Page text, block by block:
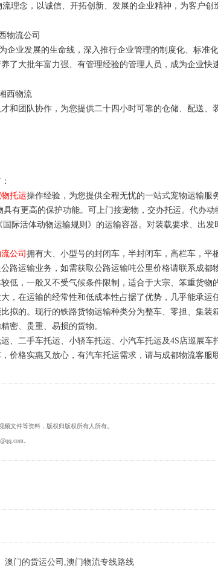
理念，以诚信、开拓创新、发展的企业精神，为客户创
企业发展的生命线，深入推行企业管理的制度化、标准
了大批年富力强、有管理经验的管理人员，成为企业快
团队协作，为您提供二十四小时可靠的仓储、配送、
托运操作经验，为您提供全程无忧的一站式宠物运输服
有更高的保护功能。可上门接宠物，交办托运。代办动
际活体动物运输规则》的运输容器。对装载要求、出发
公司拥有大、小型号的封闭车，半封闭车，高栏车，平
路运输业务，如需获取公路运输吨公里价格请联系成都
，一般又不受气候条件限制，适合于大宗、笨重货物
，在运输的经常性和低成本性占据了优势，几乎能承运
拟的。现行的铁路货物运输种类分为整车、零担、集装
密、贵重、易损的货物。
、二手车托运、小轿车托运、小汽车托运及4S店巡展车
价格实惠又放心，有汽车托运需求，请与成都物流客服
文件等资料，版权归版权所有人所有。
。
澳门的货运公司,澳门物流专线路线